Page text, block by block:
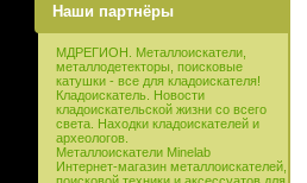
Наши партнёры
МДРЕГИОН. Металлоискатели,
металлодетекторы, поисковые
катушки - все для кладоискателя!
Кладоискатель. Новости
кладоискательской жизни со всего
света. Находки кладоискателей и
археологов.
Металлоискатели Minelab
Интернет-магазин металлоискателей,